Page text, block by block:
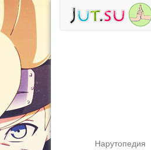
Нарутопедия